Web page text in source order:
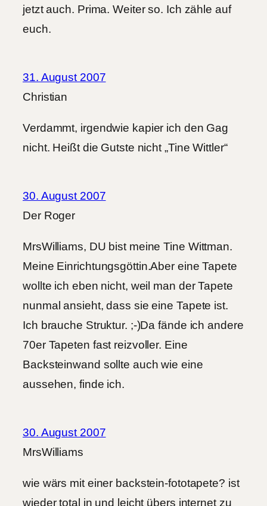
jetzt auch. Prima. Weiter so. Ich zähle auf
euch.
31. August 2007
Christian
Verdammt, irgendwie kapier ich den Gag
nicht. Heißt die Gutste nicht „Tine Wittler“
30. August 2007
Der Roger
MrsWilliams, DU bist meine Tine Wittman.
Meine Einrichtungsgöttin.Aber eine Tapete
wollte ich eben nicht, weil man der Tapete
nunmal ansieht, dass sie eine Tapete ist.
Ich brauche Struktur. ;-)Da fände ich andere
70er Tapeten fast reizvoller. Eine
Backsteinwand sollte auch wie eine
aussehen, finde ich.
30. August 2007
MrsWilliams
wie wärs mit einer backstein-fototapete? ist
wieder total in und leicht übers internet zu